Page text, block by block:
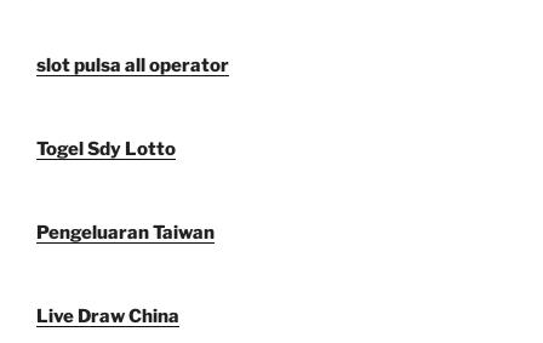
slot pulsa all operator
Togel Sdy Lotto
Pengeluaran Taiwan
Live Draw China